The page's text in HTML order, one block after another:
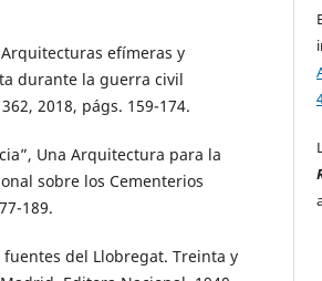
efímeras y
durante la guerra civil
2018, págs. 159-174.
Una Arquitectura para la
sobre los Cementerios
189.
fuentes del Llobregat. Treinta y